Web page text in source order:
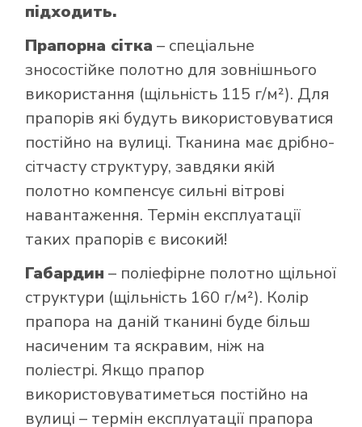
підходить.
Прапорна сітка – спеціальне
зносостійке полотно для зовнішнього
використання (щільність 115 г/м²). Для
прапорів які будуть використовуватися
постійно на вулиці. Тканина має дрібно-
сітчасту структуру, завдяки якій
полотно компенсує сильні вітрові
навантаження. Термін експлуатації
таких прапорів є високий!
Габардин – поліефірне полотно щільної
структури (щільність 160 г/м²). Колір
прапора на даній тканині буде більш
насиченим та яскравим, ніж на
поліестрі. Якщо прапор
використовуватиметься постійно на
вулиці – термін експлуатації прапора